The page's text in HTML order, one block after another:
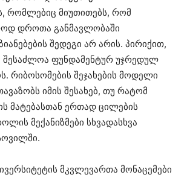
რომლებიც მიუთითებს, რომ
დროთა განმავლობაში
შედეგი არ არის. პირიქით,
შესაძლოა ფუნდამენტურ უჯრედულ
რიბოსომების შეჯახების მოდელი
იმის შესახებ, თუ რატომ
მატებასთან ერთად ცილების
მექანიზმები სხვადასხვა
მკვლევართა მონაცემები